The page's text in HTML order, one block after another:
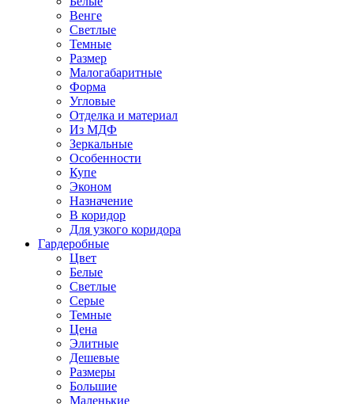
Венге
Светлые
Темные
Размер
Малогабаритные
Форма
Угловые
Отделка и материал
Из МДФ
Зеркальные
Особенности
Купе
Эконом
Назначение
В коридор
Для узкого коридора
Гардеробные
Цвет
Белые
Светлые
Серые
Темные
Цена
Элитные
Дешевые
Размеры
Большие
Маленькие